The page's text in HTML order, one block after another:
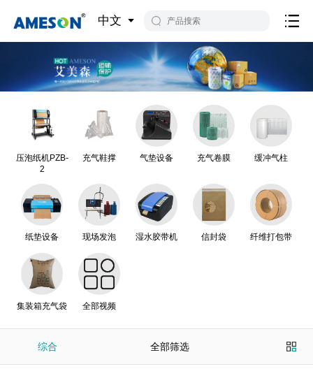
中文
压泡纸机PZB-
2
充气鞋撑 气垫设备 充气卷膜 缓冲气柱
纸垫设备 现场发泡 湿水胶带机 信封袋 纤维打包带
集装箱充气袋 全部视频
综合 全部筛选